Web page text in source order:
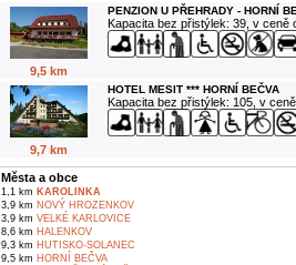
9,5 km
PENZION U PŘEHRADY - HORNÍ
Kapacita bez přistýlek: 39, v ceně
9,7 km
HOTEL MESIT *** HORNÍ BEČVA
Kapacita bez přistýlek: 105, v
Města a obce
1,1 km KAROLINKA
3,9 km NOVÝ HROZENKOV
3,9 km VELKÉ KARLOVICE
8,6 km HALENKOV
9,3 km HUTISKO-SOLANEC
9,5 km HORNÍ BEČVA